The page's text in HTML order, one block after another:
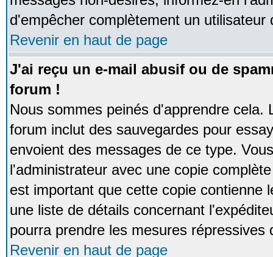
d'empêcher complètement un
Revenir en haut de page
J'ai reçu un e-mail abusif ou de
forum !
Nous sommes peinés d'apprendre cela.
forum inclut des sauvegardes pour
envoient des messages de ce type.
l'administrateur avec une copie
est important que cette copie contienne
une liste de détails concernant
pourra prendre les mesures répressives
Revenir en haut de page